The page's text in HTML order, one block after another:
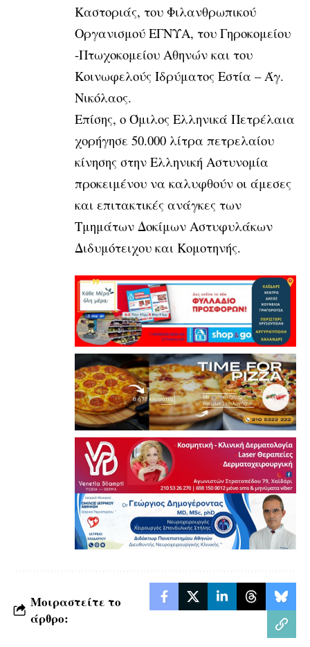
Καστοριάς, του Φιλανθρωπικού
Οργανισμού ΕΓΝΥΑ, του Γηροκομείου
-Πτωχοκομείου Αθηνών και του
Κοινωφελούς Ιδρύματος Εστία – Άγ.
Νικόλαος.
Επίσης, ο Όμιλος Ελληνικά Πετρέλαια
χορήγησε 50.000 λίτρα πετρελαίου
κίνησης στην Ελληνική Αστυνομία
προκειμένου να καλυφθούν οι άμεσες
και επιτακτικές ανάγκες των
Τμημάτων Δοκίμων Αστυφυλάκων
Διδυμότειχου και Κομοτηνής.
Μοιραστείτε το
άρθρο: